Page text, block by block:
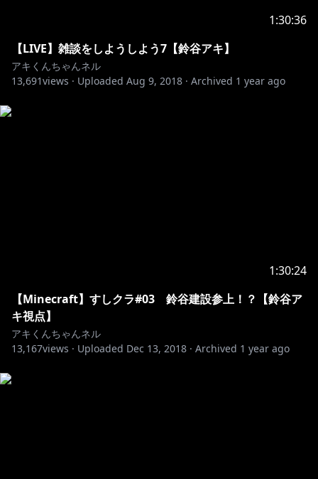
1:30:36
【LIVE】雑談をしようしよう7【鈴谷アキ】
アキくんちゃんネル
13,691views · Uploaded Aug 9, 2018 · Archived 1 year ago
1:30:24
【Minecraft】すしクラ#03 鈴谷建設参上！？【鈴谷ア
キ視点】
アキくんちゃんネル
13,167views · Uploaded Dec 13, 2018 · Archived 1 year ago